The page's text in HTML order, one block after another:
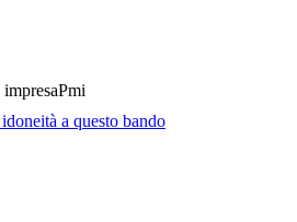
Pmi
a questo bando